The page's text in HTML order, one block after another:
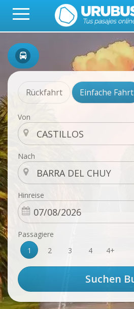
Rückfahrt Einfache Fahrt
Von
Nach
Hinreise
Passagiere
1
2 3 4 4+